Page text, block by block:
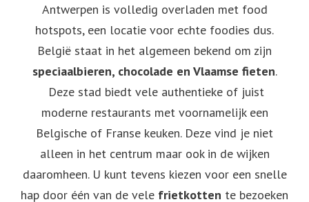
Antwerpen is volledig overladen met food
hotspots, een locatie voor echte foodies dus.
België staat in het algemeen bekend om zijn
speciaalbieren, chocolade en Vlaamse fieten.
Deze stad biedt vele authentieke of juist
moderne restaurants met voornamelijk een
Belgische of Franse keuken. Deze vind je niet
alleen in het centrum maar ook in de wijken
daaromheen. U kunt tevens kiezen voor een snelle
hap door één van de vele frietkotten te bezoeken